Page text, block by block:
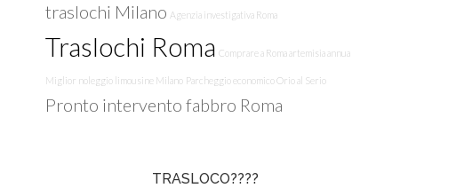
traslochi Milano Agenzia investigativa Roma
Traslochi Roma Comprare a Roma artemisia annua
Miglior noleggio limousine Milano Parcheggio economico Orio al Serio
Pronto intervento fabbro Roma
TRASLOCO????